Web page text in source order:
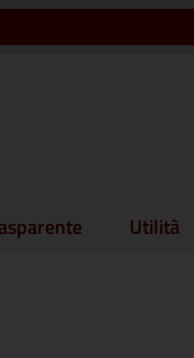
Utilità